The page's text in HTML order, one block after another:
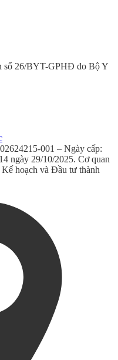
số 26/BYT-GPHĐ do Bộ Y
001 – Ngày cấp:
ngày 29/10/2025. Cơ quan
hoạch và Đầu tư thành